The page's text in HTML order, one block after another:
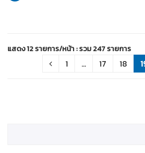
แสดง 12 รายการ/หน้า : รวม 247 รายการ
1 ... 17 18